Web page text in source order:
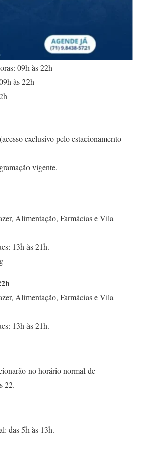
09h às 22h
às 22h
exclusivo pelo estacionamento
vigente.
Alimentação, Farmácias e Vila
13h às 21h.
Alimentação, Farmácias e Vila
13h às 21h.
no horário normal de
22.
das 5h às 13h.